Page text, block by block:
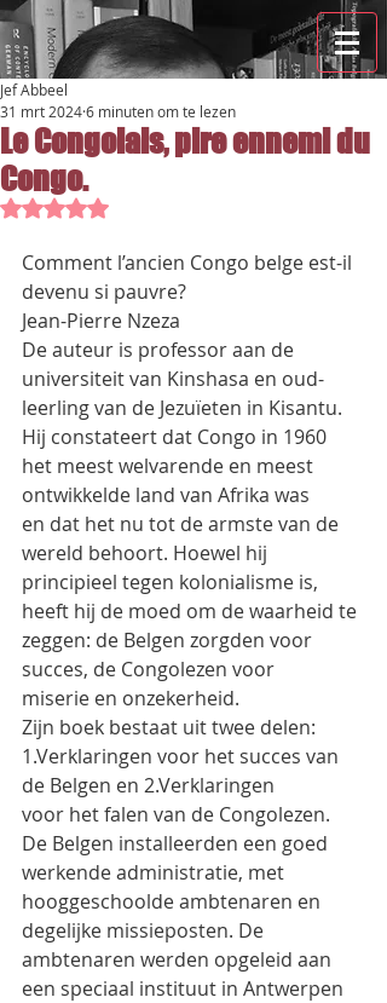
Le Congolais, pire ennemi du
Congo.
Jef Abbeel
31 mrt 20246 minuten om te lezen
Beoordeeld met NaN uit 5 sterren.
Comment l’ancien Congo belge est-il
devenu si pauvre?
Jean-Pierre Nzeza
De auteur is professor aan de
universiteit van Kinshasa en oud-
leerling van de Jezuïeten in Kisantu.
Hij constateert dat Congo in 1960
het meest welvarende en meest
ontwikkelde land van Afrika was
en dat het nu tot de armste van de
wereld behoort. Hoewel hij
principieel tegen kolonialisme is,
heeft hij de moed om de waarheid te
zeggen: de Belgen zorgden voor
succes, de Congolezen voor
miserie en onzekerheid.
Zijn boek bestaat uit twee delen:
1.Verklaringen voor het succes van
de Belgen en 2.Verklaringen
voor het falen van de Congolezen.
De Belgen installeerden een goed
werkende administratie, met
hooggeschoolde ambtenaren en
degelijke missieposten. De
ambtenaren werden opgeleid aan
een speciaal instituut in Antwerpen